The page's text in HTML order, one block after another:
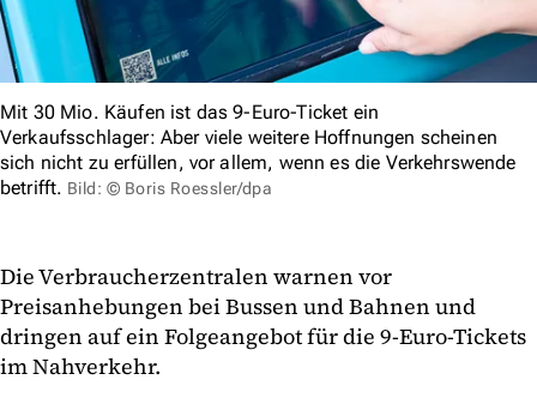
Mit 30 Mio. Käufen ist das 9-Euro-Ticket ein
Verkaufsschlager: Aber viele weitere Hoffnungen scheinen
sich nicht zu erfüllen, vor allem, wenn es die Verkehrswende
betrifft. Bild: © Boris Roessler/dpa
Die Verbraucherzentralen warnen vor
Preisanhebungen bei Bussen und Bahnen und
dringen auf ein Folgeangebot für die 9-Euro-Tickets
im Nahverkehr.